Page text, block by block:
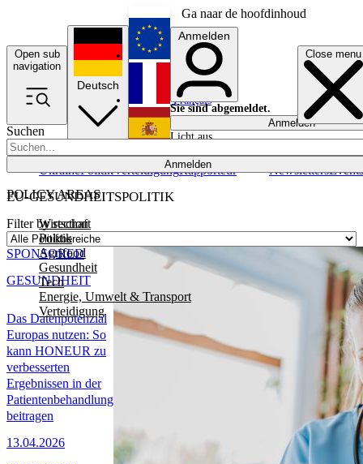
Ga naar de hoofdinhoud
Open sub
navigation
Close menu
Suchen
Anmelden
POLICY AREAS
Wirtschaft
Politik
Agrifood
Gesundheit
Tech
Energie, Umwelt & Transport
Verteidigung
UkrainePolitikVerteidigungRapporteur NewslettersEvents
Deutsch
English
Français
Anmelden
Sie sind abgemeldet.
Anmelden
Licht aus
EU-GESUNDHEITSPOLITIK
Filter by section
Das Datenpotenzial
Europas nutzen: So
kann HONEUR zu
verbesserten
Ergebnissen in der
Patientenbehandlung
beitragen
13.04.2026
SPONSORED
GESUNDHEIT